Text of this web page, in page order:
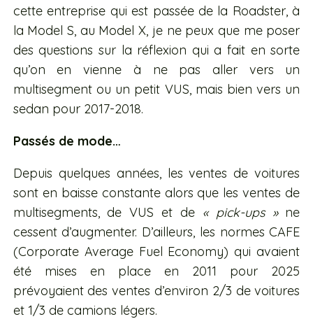
cette entreprise qui est passée de la Roadster, à
la Model S, au Model X, je ne peux que me poser
des questions sur la réflexion qui a fait en sorte
qu’on en vienne à ne pas aller vers un
multisegment ou un petit VUS, mais bien vers un
sedan pour 2017-2018.
Passés de mode…
Depuis quelques années, les ventes de voitures
sont en baisse constante alors que les ventes de
multisegments, de VUS et de « pick-ups »ne
cessent d’augmenter. D’ailleurs, les normes CAFE
(Corporate Average Fuel Economy) qui avaient
été mises en place en 2011 pour 2025
prévoyaient des ventes d’environ 2/3 de voitures
et 1/3 de camions légers.